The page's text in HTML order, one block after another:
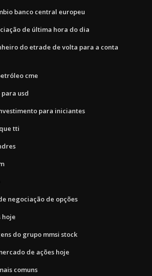
banco central europeu
de última hora do dia
do etrade de volta para a conta
cme
usd
para iniciantes
tti
negociação de opções
hoje
do grupo mmsi stock
de ações hoje
comuns